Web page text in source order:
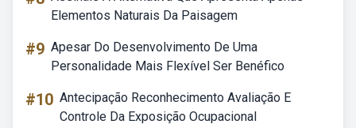
Elementos Naturais Da Paisagem
#9 Apesar Do Desenvolvimento De Uma
Personalidade Mais Flexível Ser Benéfico
#10 Antecipação Reconhecimento Avaliação E
Controle Da Exposição Ocupacional